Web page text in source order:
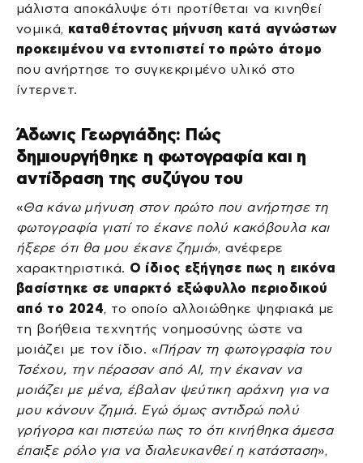
μάλιστα αποκάλυψε ότι προτίθεται να κινηθεί
νομικά, καταθέτοντας μήνυση κατά αγνώστων
προκειμένου να εντοπιστεί το πρώτο άτομο
που ανήρτησε το συγκεκριμένο υλικό στο
ίντερνετ.
Άδωνις Γεωργιάδης: Πώς
δημιουργήθηκε η φωτογραφία και η
αντίδραση της συζύγου του
«Θα κάνω μήνυση στον πρώτο που ανήρτησε τη
φωτογραφία γιατί το έκανε πολύ κακόβουλα και
ήξερε ότι θα μου έκανε ζημιά», ανέφερε
χαρακτηριστικά. Ο ίδιος εξήγησε πως η εικόνα
βασίστηκε σε υπαρκτό εξώφυλλο περιοδικού
από το 2024, το οποίο αλλοιώθηκε ψηφιακά με
τη βοήθεια τεχνητής νοημοσύνης ώστε να
μοιάζει με τον ίδιο. «Πήραν τη φωτογραφία του
Τσέχου, την πέρασαν από AI, την έκαναν να
μοιάζει με μένα, έβαλαν ψεύτικη αράχνη για να
μου κάνουν ζημιά. Εγώ όμως αντιδρώ πολύ
γρήγορα και πιστεύω πως το ότι κινήθηκα άμεσα
έπαιξε ρόλο για να διαλευκανθεί η κατάσταση»,